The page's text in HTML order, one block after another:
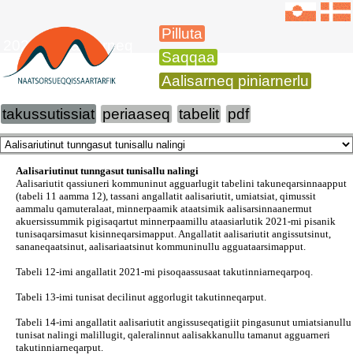
Pilluta
Saqqaa
Aalisarneq piniarnerlu
2021-mi aalisarneq
takussutissiat periaaseq tabelit pdf